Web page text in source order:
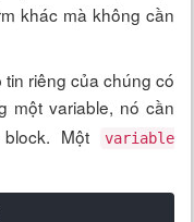
khác mà không cần
riêng của chúng có
một variable, nó cần
Một
variable